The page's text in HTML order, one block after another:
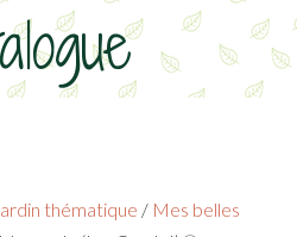
thématique / Mes belles